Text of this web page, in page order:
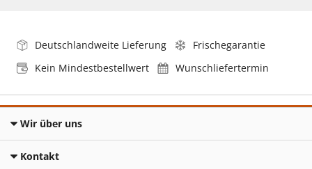
Deutschlandweite Lieferung
Frischegarantie
Kein Mindestbestellwert
Wunschliefertermin
Wir über uns
Kontakt